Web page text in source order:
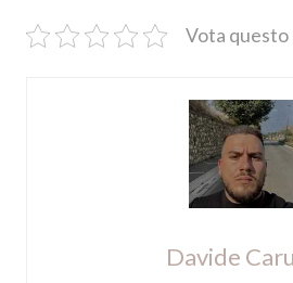
Vota
Davide